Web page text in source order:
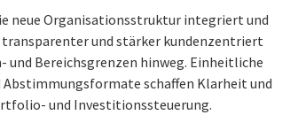
neue Organisationsstruktur integriert und
und stärker kundenzentriert
und Bereichsgrenzen hinweg. Einheitliche
schaffen Klarheit und
und Investitionssteuerung.